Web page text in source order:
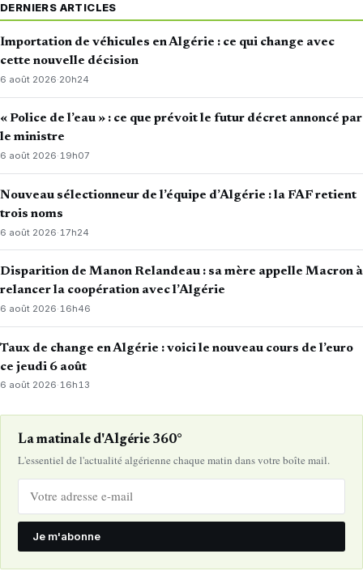
DERNIERS ARTICLES
Importation de véhicules en Algérie : ce qui change avec
cette nouvelle décision
6 août 2026·20h24
« Police de l’eau » : ce que prévoit le futur décret annoncé par
le ministre
6 août 2026·19h07
Nouveau sélectionneur de l’équipe d’Algérie : la FAF retient
trois noms
6 août 2026· 17h24
Disparition de Manon Relandeau : sa mère appelle Macron à
relancer la coopération avec l’Algérie
6 août 2026·16h46
Taux de change en Algérie : voici le nouveau cours de l’euro
ce jeudi 6 août
6 août 2026·16h13
La matinale d'Algérie 360°
L'essentiel de l'actualité algérienne chaque matin dans votre boîte mail.
Je m'abonne